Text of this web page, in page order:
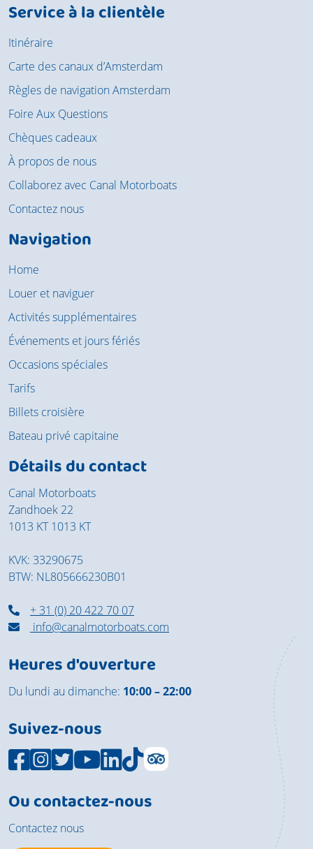
Service à la clientèle
Itinéraire
Carte des canaux d’Amsterdam
Règles de navigation Amsterdam
Foire Aux Questions
Chèques cadeaux
À propos de nous
Collaborez avec Canal Motorboats
Contactez nous
Navigation
Home
Louer et naviguer
Activités supplémentaires
Événements et jours fériés
Occasions spéciales
Tarifs
Billets croisière
Bateau privé capitaine
Détails du contact
Canal Motorboats
Zandhoek 22
1013 KT 1013 KT
KVK: 33290675
BTW: NL805666230B01
+ 31 (0) 20 422 70 07
info@canalmotorboats.com
Heures d'ouverture
Du lundi au dimanche: 10:00 – 22:00
Suivez-nous
Ou contactez-nous
Contactez nous